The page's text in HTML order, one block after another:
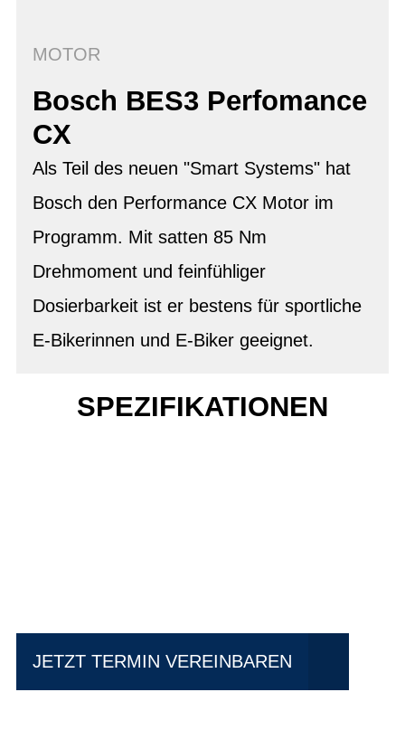
MOTOR
Bosch BES3 Perfomance
CX
Als Teil des neuen "Smart Systems" hat
Bosch den Performance CX Motor im
Programm. Mit satten 85 Nm
Drehmoment und feinfühliger
Dosierbarkeit ist er bestens für sportliche
E-Bikerinnen und E-Biker geeignet.
SPEZIFIKATIONEN
JETZT TERMIN VEREINBAREN